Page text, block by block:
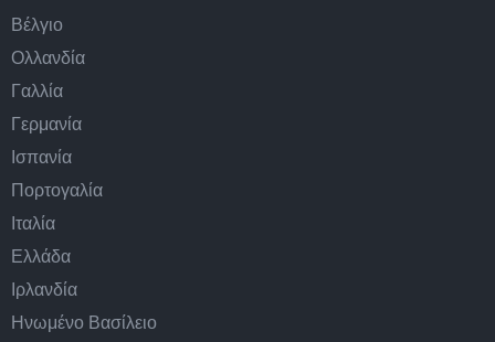
Βέλγιο
Ολλανδία
Γαλλία
Γερμανία
Ισπανία
Πορτογαλία
Ιταλία
Ελλάδα
Ιρλανδία
Ηνωμένο Βασίλειο